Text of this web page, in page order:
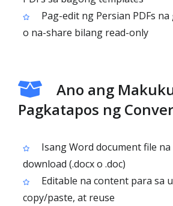
Pag-edit ng Persian PDFs
o na-share bilang read-only
Ano ang
Pagkatapos ng
Isang Word document file
download (.docx o .doc)
Editable na content para sa
copy/paste, at reuse